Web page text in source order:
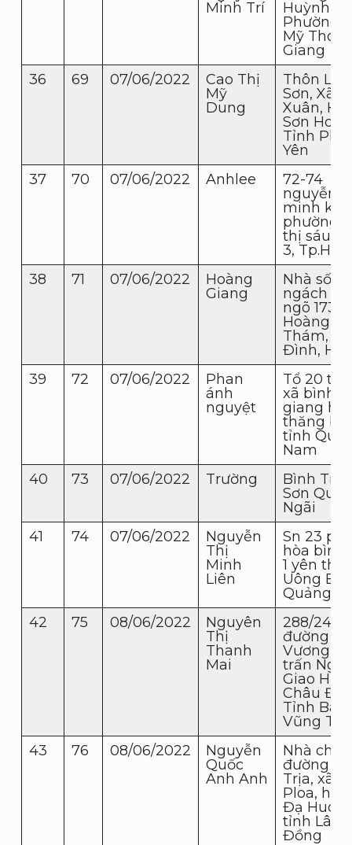
Minh Trí
Huỳnh
Phường
Mỹ Tho,
Giang
36
69 07/06/2022
Cao Thị
Mỹ
Dung
Thôn
Sơn, Xã
Xuân,
Sơn Hoà,
Tỉnh Phú
Yên
37
70 07/06/2022 Anhlee
72-74
nguyễn
minh
phường
thị sáu,
3,
38
71 07/06/2022
Hoàng
Giang
Nhà số 5
ngách 59
ngõ 173
Hoàng
Thám, Ba
Đình, Hà
39
72 07/06/2022
Phan
ánh
nguyệt
Tổ 20
xã bình
giang
thăng
tỉnh
Nam
40
73 07/06/2022 Trường
Bình Trị
Sơn
Ngãi
41
74 07/06/2022
Nguyễn
Thị
Minh
Liên
Sn 23
hòa bình
1 yên
Uông Bí
Quảng
42
75 08/06/2022
Nguyên
Thị
Thanh
Mai
288/24
đường
Vương
trấn Ngãi
Giao
Châu
Tỉnh Bà
Vũng Tàu
43
76 08/06/2022
Nguyễn
Quốc
Anh Anh
Nhà chị
đường
Trịa, xã
Ploa,
Đạ Huoai,
tỉnh Lâm
Đồng